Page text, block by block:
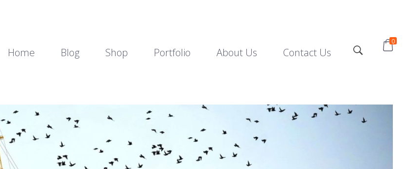
Home Blog Shop Portfolio About Us Contact Us
0